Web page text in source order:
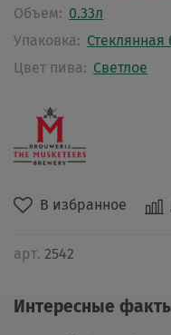
В избранное
арт. 2542
Объем: 0.33л
Упаковка: Стеклянная
Цвет пива: Светлое
Интересные